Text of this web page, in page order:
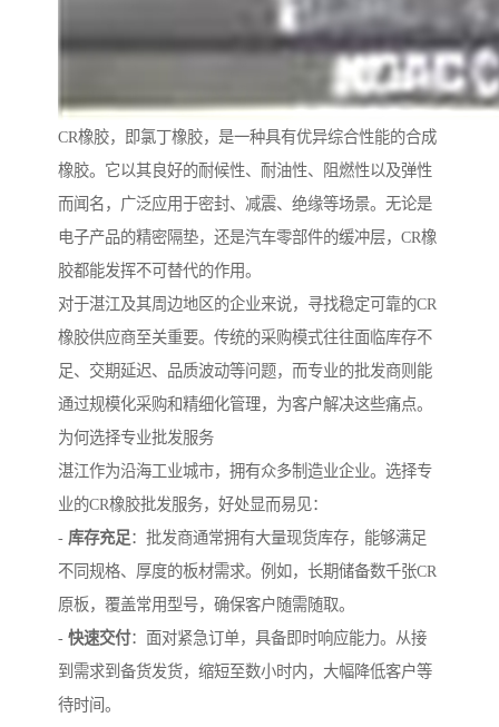
CR橡胶，即氯丁橡胶，是一种具有优异综合性能的合成
橡胶。它以其良好的耐候性、耐油性、阻燃性以及弹性
而闻名，广泛应用于密封、减震、绝缘等场景。无论是
电子产品的精密隔垫，还是汽车零部件的缓冲层，CR橡
胶都能发挥不可替代的作用。
对于湛江及其周边地区的企业来说，寻找稳定可靠的CR
橡胶供应商至关重要。传统的采购模式往往面临库存不
足、交期延迟、品质波动等问题，而专业的批发商则能
通过规模化采购和精细化管理，为客户解决这些痛点。
为何选择专业批发服务
湛江作为沿海工业城市，拥有众多制造业企业。选择专
业的CR橡胶批发服务，好处显而易见：
- 库存充足：批发商通常拥有大量现货库存，能够满足
不同规格、厚度的板材需求。例如，长期储备数千张CR
原板，覆盖常用型号，确保客户随需随取。
- 快速交付：面对紧急订单，具备即时响应能力。从接
到需求到备货发货，缩短至数小时内，大幅降低客户等
待时间。